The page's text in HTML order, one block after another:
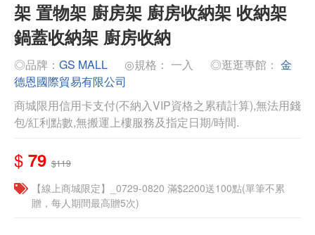
架 置物架 廚房架 廚房收納架 收納架
鍋蓋收納架 廚房收納
◎品牌： GS MALL ◎規格： 一入 ◎逛逛專館： 金
德恩國際貿易有限公司
商城限用信用卡支付(不納入VIP資格之累積計算),無法用錢
包/紅利點數,無搬運上樓服務及指定日期/時間.
$ 79 $119
【線上商城限定】_0729-0820 滿$2200送100點(單筆不累
贈，每人期間最高贈5次)